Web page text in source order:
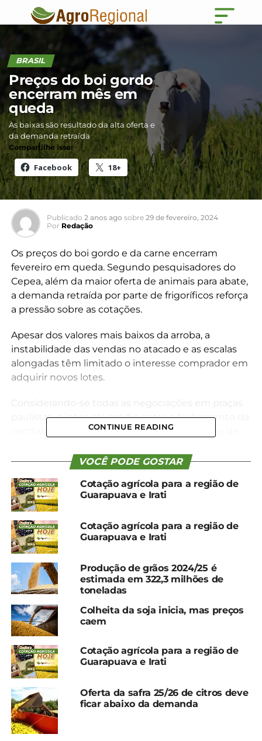
BRASIL
Preços do boi gordo
encerram mês em
queda
As baixas são resultado da alta oferta e
da demanda retraída
Compartilhe isso:
Facebook 18+
Publicado 2 anos ago sobre 29 de fevereiro, 2024
Por Redação
Os preços do boi gordo e da carne encerram
fevereiro em queda. Segundo pesquisadores do
Cepea, além da maior oferta de animais para abate,
a demanda retraída por parte de frigoríficos reforça
a pressão sobre as cotações.
Apesar dos valores mais baixos da arroba, a
instabilidade das vendas no atacado e as escalas
alongadas têm limitado o interesse comprador em
adquirir novos lotes.
Considerando-se todas as negociações em praças
paulistas, o intervalo médio entre o fechamento da
venda/compra e o abate reduziu ligeiramente de
para 13 dias, o que ainda significa escala alongada,
conforme pesquisadores do Cepea.
*Cepea
Compartilhe isso:
Facebook 18+
Relacionado
Boi: Baixa procura e
escalas alongadas
mantêm preço em queda
16 de fevereiro, 2024
Em "Brasil"
confinamento alonga
escalas e pressiona
valores da arroba
Em "Brasil"
Boi: Clima eleva oferta e
reforça desvalorização da
arroba
CONTINUE READING
VOCÊ PODE GOSTAR
Cotação agrícola para a região de
Guarapuava e Irati
Cotação agrícola para a região de
Guarapuava e Irati
Produção de grãos 2024/25 é
estimada em 322,3 milhões de
toneladas
Colheita da soja inicia, mas preços
caem
Cotação agrícola para a região de
Guarapuava e Irati
Oferta da safra 25/26 de citros deve
ficar abaixo da demanda